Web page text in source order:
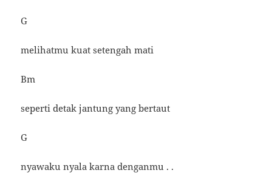
G
melihatmu kuat setengah mati
Bm
seperti detak jantung yang bertaut
G
nyawaku nyala karna denganmu . .